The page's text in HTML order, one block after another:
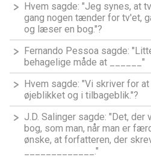
Hvem sagde: "Jeg synes, at
gang nogen tænder for tv'et,
og læser en bog."?
Fernando Pessoa sagde:
behagelige måde at ______"
Hvem sagde: "Vi skriver for
øjeblikket og i tilbageblik."?
J.D. Salinger sagde: "Det, der
bog, som man, når man er
ønske, at forfatteren, der
_____________."